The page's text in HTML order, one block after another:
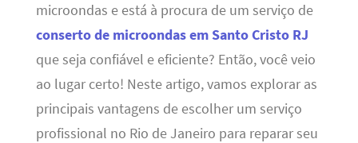
microondas e está à procura de um serviço de
conserto de microondas em Santo Cristo RJ
que seja confiável e eficiente? Então, você veio
ao lugar certo! Neste artigo, vamos explorar as
principais vantagens de escolher um serviço
profissional no Rio de Janeiro para reparar seu